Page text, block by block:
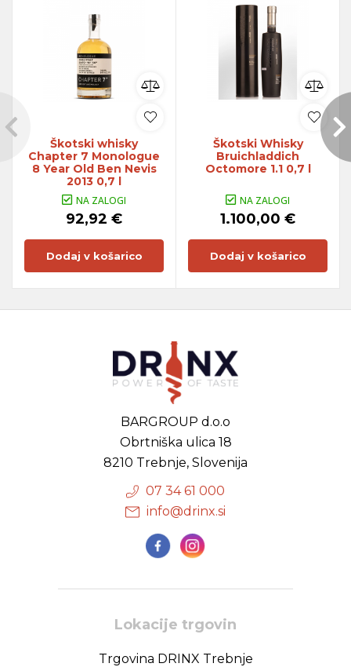
Škotski whisky
Chapter 7 Monologue
8 Year Old Ben Nevis
2013 0,7 l
NA ZALOGI
92,92 €
Dodaj v košarico
Škotski Whisky
Bruichladdich
Octomore 1.1 0,7 l
NA ZALOGI
1.100,00 €
Dodaj v košarico
BARGROUP d.o.o
Obrtniška ulica 18
8210 Trebnje, Slovenija
07 34 61 000
info@drinx.si
Lokacije trgovin
Trgovina DRINX Trebnje